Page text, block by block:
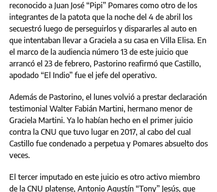
reconocido a Juan José “Pipi” Pomares como otro de los
integrantes de la patota que la noche del 4 de abril los
secuestró luego de perseguirlos y dispararles al auto en
que intentaban llevar a Graciela a su casa en Villa Elisa. En
el marco de la audiencia número 13 de este juicio que
arrancó el 23 de febrero, Pastorino reafirmó que Castillo,
apodado “El Indio” fue el jefe del operativo.
Además de Pastorino, el lunes volvió a prestar declaración
testimonial Walter Fabián Martini, hermano menor de
Graciela Martini. Ya lo habían hecho en el primer juicio
contra la CNU que tuvo lugar en 2017, al cabo del cual
Castillo fue condenado a perpetua y Pomares absuelto dos
veces.
El tercer imputado en este juicio es otro activo miembro
de la CNU platense, Antonio Agustín “Tony” Jesús, que